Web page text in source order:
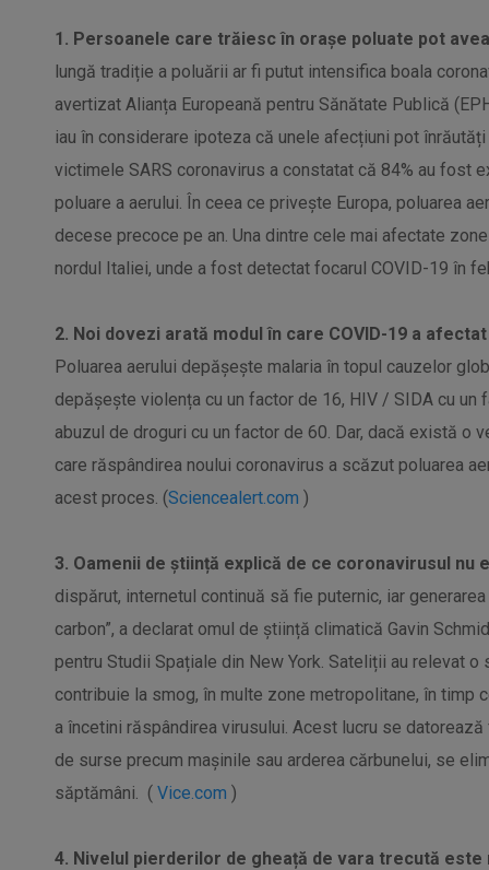
1. Persoanele care trăiesc în orașe poluate pot
lungă tradiție a poluării ar fi putut intensifica boala
avertizat Alianța Europeană pentru Sănătate Publică
iau în considerare ipoteza că unele afecțiuni pot
victimele SARS coronavirus a constatat că 84% au fost
poluare a aerului. În ceea ce privește Europa, poluarea
decese precoce pe an. Una dintre cele mai afectate
nordul Italiei, unde a fost detectat focarul COVID-19 în
2. Noi dovezi arată modul în care COVID-19 a
Poluarea aerului depășește malaria în topul cauzelor
depășește violența cu un factor de 16, HIV / SIDA cu un
abuzul de droguri cu un factor de 60. Dar, dacă există o
care răspândirea noului coronavirus a scăzut poluarea
acest proces. (Sciencealert.com )
3. Oamenii de știință explică de ce coronavirusul nu
dispărut, internetul continuă să fie puternic, iar
carbon”, a declarat omul de știință climatică Gavin
pentru Studii Spațiale din New York. Sateliții au relevat
contribuie la smog, în multe zone metropolitane, în timp
a încetini răspândirea virusului. Acest lucru se
de surse precum mașinile sau arderea cărbunelui, se
săptămâni. ( Vice.com )
4. Nivelul pierderilor de gheață de vara trecută este